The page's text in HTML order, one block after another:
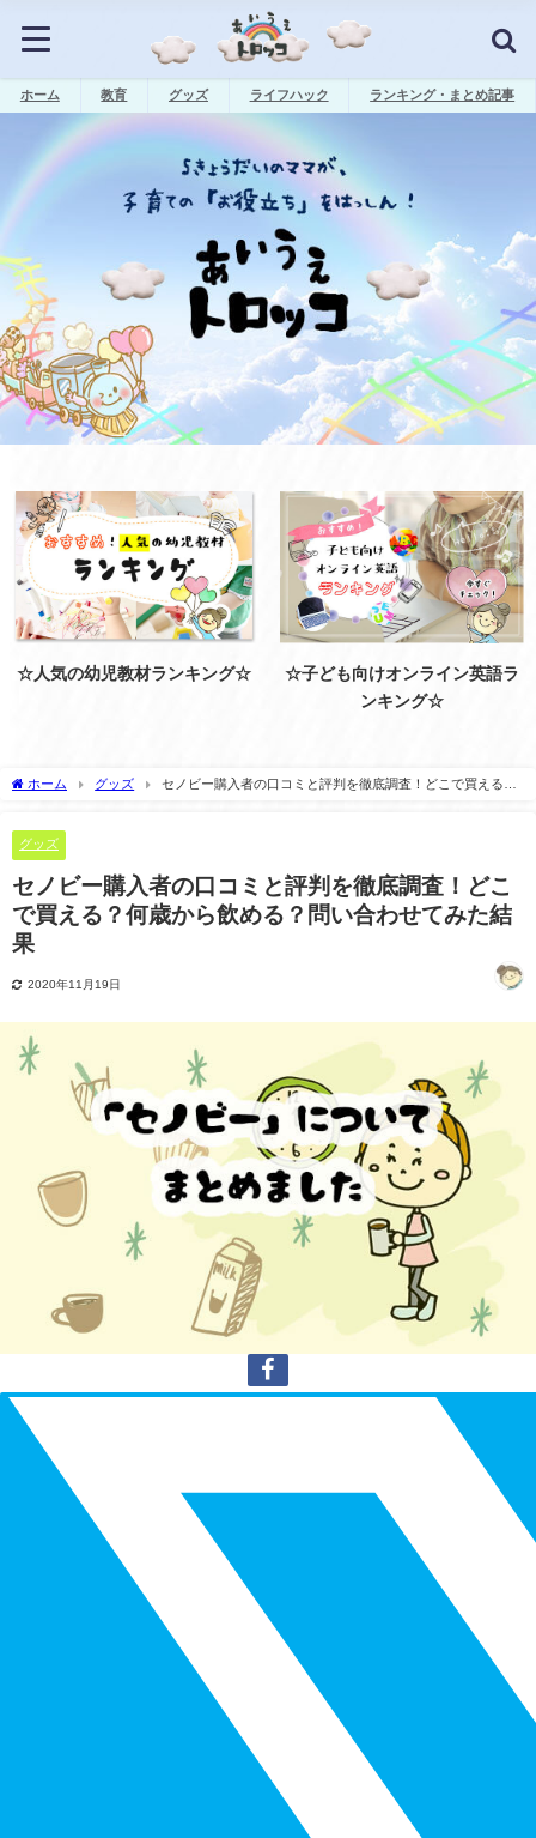
ホーム 教育 グッズ ライフハック ランキング・まとめ記事
☆人気の幼児教材ランキング☆
☆子ども向けオンライン英語ラ
ンキング☆
ホーム グッズ
セノビー購入者の口コミと評判を徹底調査！どこで買える？
グッズ
セノビー購入者の口コミと評判を徹底調査！どこ
で買える？何歳から飲める？問い合わせてみた結
果
2020年11月19日